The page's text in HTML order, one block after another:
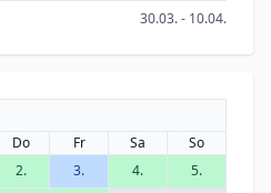
30.03. - 10.04.
Do Fr Sa
So
2. 3. 4.
5.